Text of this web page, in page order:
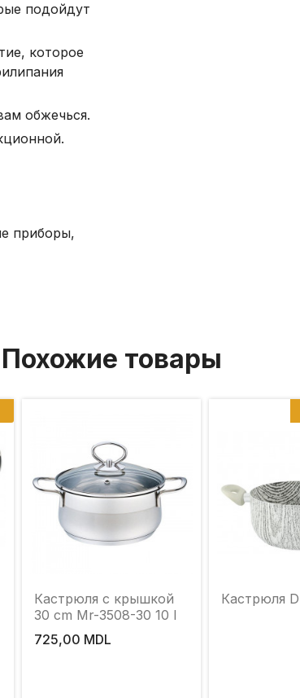
подойдут
которое
обжечься.
приборы,
Похожие товары
Кастрюля с крышкой
30 cm Mr-3508-30 10 l
725,00 MDL
Кастрюля